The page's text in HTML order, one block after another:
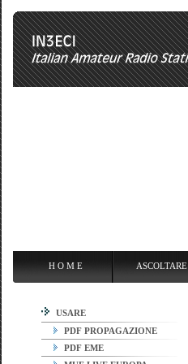
USARE
PDF PROPAGAZIONE
PDF EME
H O M E ASCOLTARE